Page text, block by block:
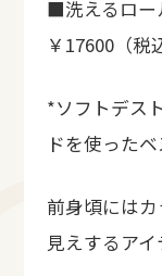
■洗えるロー
￥17600（税
*ソフトデス
ドを使ったベ
前身頃には
見えするアイ